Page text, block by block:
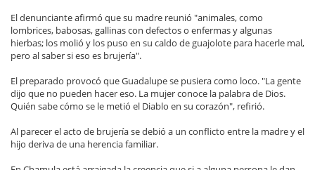
El denunciante afirmó que su madre reunió "animales, como
lombrices, babosas, gallinas con defectos o enfermas y algunas
hierbas; los molió y los puso en su caldo de guajolote para hacerle mal,
pero al saber si eso es brujería".
El preparado provocó que Guadalupe se pusiera como loco. "La gente
dijo que no pueden hacer eso. La mujer conoce la palabra de Dios.
Quién sabe cómo se le metió el Diablo en su corazón", refirió.
Al parecer el acto de brujería se debió a un conflicto entre la madre y el
hijo deriva de una herencia familiar.